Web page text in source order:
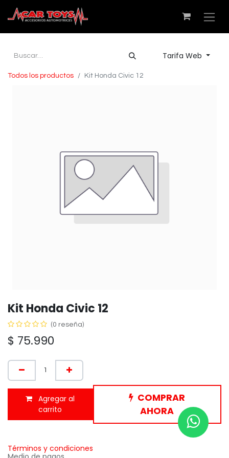
Tarifa Web
Todos los productos Kit Honda Civic 12
Kit Honda Civic 12
(0 reseña)
$ 75.990
Agregar al
carrito
COMPRAR
AHORA
Términos y condiciones